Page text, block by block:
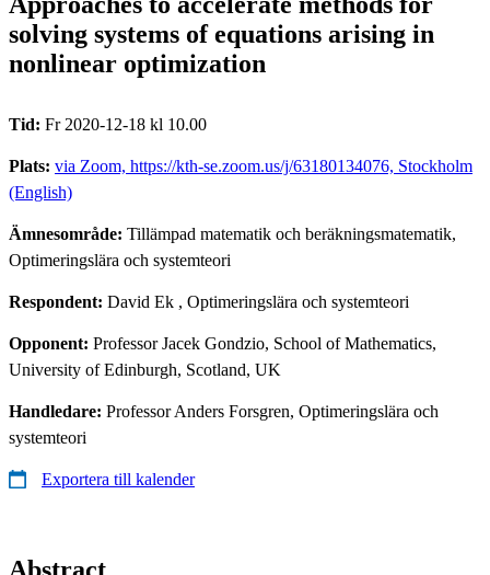
solving systems of equations arising in
nonlinear optimization
Tid: Fr 2020-12-18 kl 10.00
Plats: via Zoom, https://kth-se.zoom.us/j/63180134076, Stockholm
(English)
Ämnesområde: Tillämpad matematik och beräkningsmatematik,
Optimeringslära och systemteori
Respondent: David Ek , Optimeringslära och systemteori
Opponent: Professor Jacek Gondzio, School of Mathematics,
University of Edinburgh, Scotland, UK
Handledare: Professor Anders Forsgren, Optimeringslära och
systemteori
Exportera till kalender
Abstract